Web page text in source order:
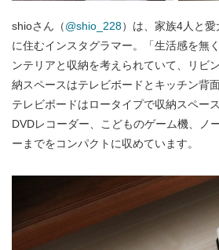
shioさん（@shio_228）は、家族4人と
に住むインスタグラマー。「生活感を無
ンテリアと収納を考えられていて、リビ
納スペースはテレビボードとキッチン背
テレビボードはロータイプで収納スペー
DVDレコーダー、こどものゲーム機、ノ
ーまでをコンパクトに収めています。